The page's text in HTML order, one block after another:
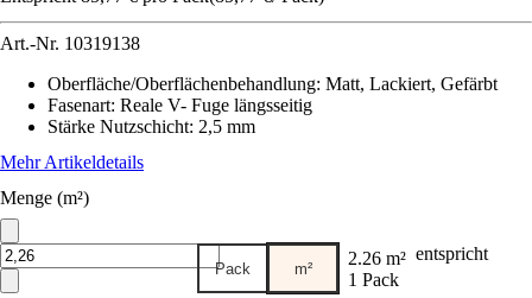
Art.-Nr. 10319138
Oberfläche/Oberflächenbehandlung: Matt, Lackiert, Gefärbt
Fasenart: Reale V- Fuge längsseitig
Stärke Nutzschicht: 2,5 mm
Mehr Artikeldetails
Menge (m²)
Pack m² 2.26 m² entspricht
1 Pack